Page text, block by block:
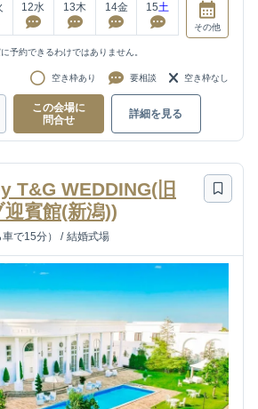
12水 13木 14金 15土
その他
予約できるわけではありません。
空き枠あり 要相談 空き枠なし
この会場に
問合せ
詳細を見る
T&G WEDDING(旧
賓館(新潟))
で15分） / 結婚式場